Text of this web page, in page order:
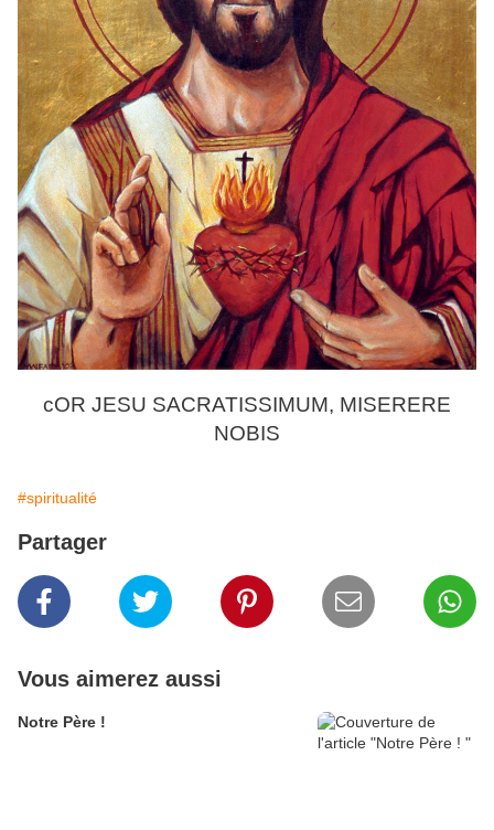
cOR JESU SACRATISSIMUM, MISERERE
NOBIS
#spiritualité
Partager
Vous aimerez aussi
Notre Père !